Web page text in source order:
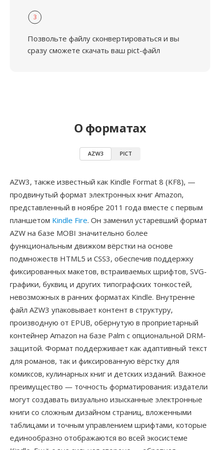
3
Позвольте файлу сконвертироваться и вы
сразу сможете скачать ваш pict-файл
О форматах
AZW3 PICT
AZW3, также известный как Kindle Format 8 (KF8), —
продвинутый формат электронных книг Amazon,
представленный в ноябре 2011 года вместе с первым
планшетом Kindle Fire. Он заменил устаревший формат
AZW на базе MOBI значительно более
функциональным движком вёрстки на основе
подмножеств HTML5 и CSS3, обеспечив поддержку
фиксированных макетов, встраиваемых шрифтов, SVG-
графики, буквиц и других типографских тонкостей,
невозможных в ранних форматах Kindle. Внутренне
файл AZW3 упаковывает контент в структуру,
производную от EPUB, обёрнутую в проприетарный
контейнер Amazon на базе Palm с опциональной DRM-
защитой. Формат поддерживает как адаптивный текст
для романов, так и фиксированную вёрстку для
комиксов, кулинарных книг и детских изданий. Важное
преимущество — точность форматирования: издатели
могут создавать визуально изысканные электронные
книги со сложным дизайном страниц, вложенными
таблицами и точным управлением шрифтами, которые
единообразно отображаются во всей экосистеме